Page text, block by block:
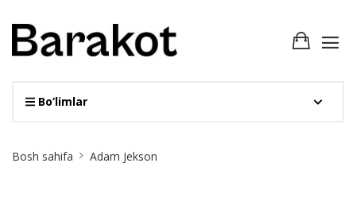
Bo‘limlar
Breadcrumb
Bosh sahifa Adam Jekson